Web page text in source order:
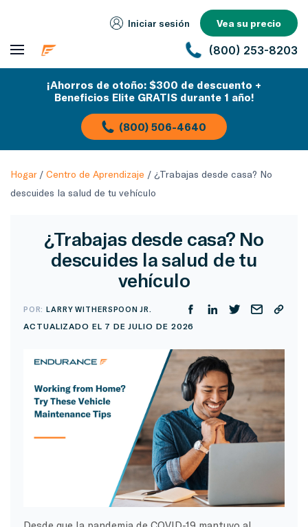
Iniciar sesión Vea su precio
(800) 253-8203
¡Ahorros de otoño: $300 de descuento +
Beneficios Elite GRATIS durante 1 año!
(800) 506-4640
Hogar/ Centro de Aprendizaje / ¿Trabajas desde casa? No
descuides la salud de tu vehículo
¿Trabajas desde casa? No
descuides la salud de tu
vehículo
POR:LARRY WITHERSPOON JR.
ACTUALIZADO EL 7 DE JULIO DE 2026